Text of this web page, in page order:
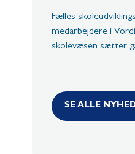
Fælles
medarbejdere i
skolevæsen sætter
SE ALLE